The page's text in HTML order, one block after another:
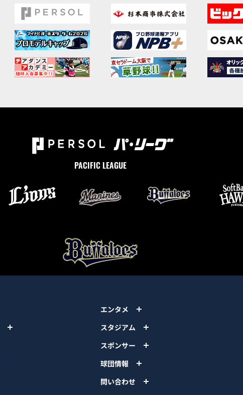
PACIFIC LEAGUE
エンタメ
スタジアム
スポンサー
球団情報
問い合わせ